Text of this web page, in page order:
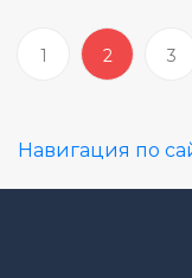
1 2 3
Навигация по